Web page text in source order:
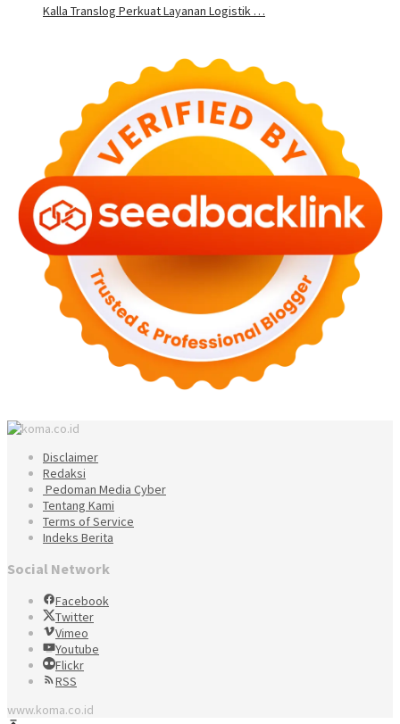
Kalla Translog Perkuat Layanan Logistik …
Disclaimer
Redaksi
Pedoman Media Cyber
Tentang Kami
Terms of Service
Indeks Berita
Social Network
Facebook
Twitter
Vimeo
Youtube
Flickr
RSS
www.koma.co.id